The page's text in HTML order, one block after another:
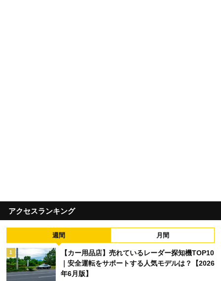
アクセスランキング
週間 月間
1
【カー用品店】売れているレーダー探知機TOP10
｜安全運転をサポートする人気モデルは？【2026
年6月版】